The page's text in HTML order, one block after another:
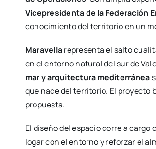
Vice­pre­si­den­ta de la Fede­ra­ción
cono­ci­mien­to del terri­to­rio en un
Mara­ve­llarepre­sen­ta el sal­to
en el entorno natu­ral del sur de
mar y arqui­tec­tu­ra medi­te­rrá­nea
que nace del terri­to­rio. El pro­yec­to
pro­pues­ta.
El dise­ño del espa­cio corre a car­go
lo­gar con el entorno y refor­zar el